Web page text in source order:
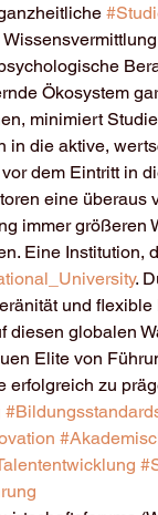
Ökosystem
minimiert
die aktive,
dem Eintritt in
eine überaus
immer größeren
Eine Institution,
.
und
diesen globalen
Elite von
erfolgreich zu